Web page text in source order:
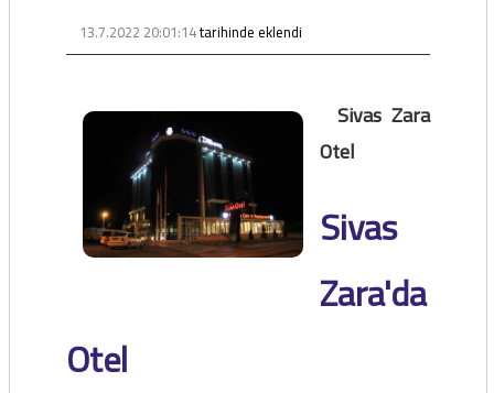
13.7.2022 20:01:14tarihinde eklendi
Sivas Zara
Otel
Sivas
Zara'da
Otel